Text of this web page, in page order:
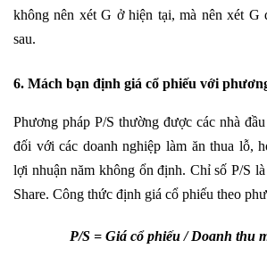
không nên xét G ở hiện tại, mà nên xét G
sau.
6. Mách bạn định giá cổ phiếu với
Phương pháp P/S thường được các nhà
đối với các doanh nghiệp làm ăn thua lỗ,
lợi nhuận năm không ổn định. Chỉ số P/S
Share. Công thức định giá cổ phiếu theo
P/S = Giá cổ phiếu / Doanh thu